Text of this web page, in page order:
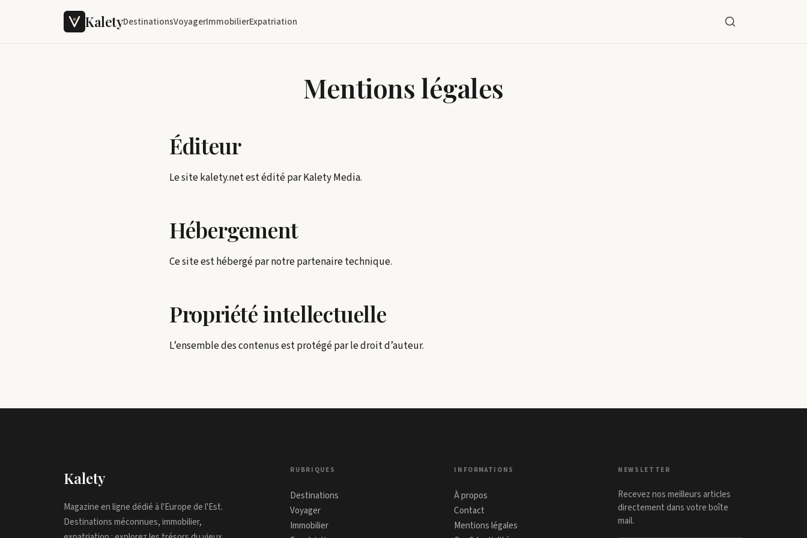
KaletyDestinationsVoyagerImmobilierExpatriation
Mentions légales
Éditeur
Le site kalety.net est édité par Kalety Media.
Hébergement
Ce site est hébergé par notre partenaire technique.
Propriété intellectuelle
L’ensemble des contenus est protégé par le droit d’auteur.
Kalety
Magazine en ligne dédié à l'Europe de l'Est.
Destinations méconnues, immobilier,
RUBRIQUES
Destinations
Voyager
Immobilier
INFORMATIONS
À propos
Contact
Mentions légales
NEWSLETTER
Recevez nos meilleurs articles
directement dans votre boîte
mail.